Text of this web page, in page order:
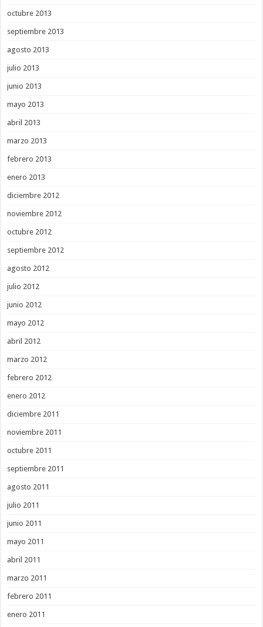
octubre 2013
septiembre 2013
agosto 2013
julio 2013
junio 2013
mayo 2013
abril 2013
marzo 2013
febrero 2013
enero 2013
diciembre 2012
noviembre 2012
octubre 2012
septiembre 2012
agosto 2012
julio 2012
junio 2012
mayo 2012
abril 2012
marzo 2012
febrero 2012
enero 2012
diciembre 2011
noviembre 2011
octubre 2011
septiembre 2011
agosto 2011
julio 2011
junio 2011
mayo 2011
abril 2011
marzo 2011
febrero 2011
enero 2011